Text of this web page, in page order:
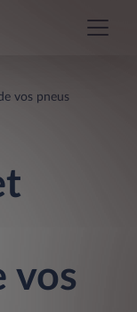
vos pneus
vos